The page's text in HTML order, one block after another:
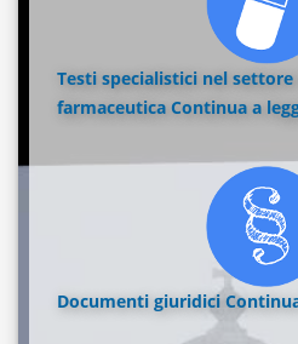
Testi specialistici nel
farmaceutica Continua a
Documenti giuridici